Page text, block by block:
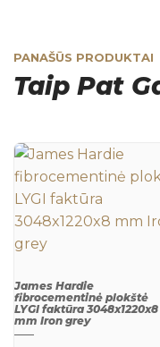
PANAŠŪS PRODUKTAI
Taip Pat
James Hardie
fibrocementinė plokštė
LYGI faktūra 3048x1220x8
mm Iron grey